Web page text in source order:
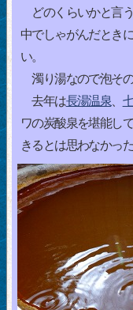
どのくらいかと言
中でしゃがんだとき
い。
濁り湯なので泡その
去年は長湯温泉、
ワの炭酸泉を堪能し
きるとは思わなかった